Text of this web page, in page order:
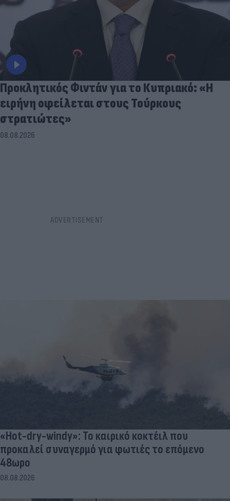
Προκλητικός Φιντάν για το Κυπριακό: «Η
ειρήνη οφείλεται στους Τούρκους
στρατιώτες»
08.08.2026
«Hot-dry-windy»: Το καιρικό κοκτέιλ που
προκαλεί συναγερμό για φωτιές το επόμενο
48ωρο
08.08.2026